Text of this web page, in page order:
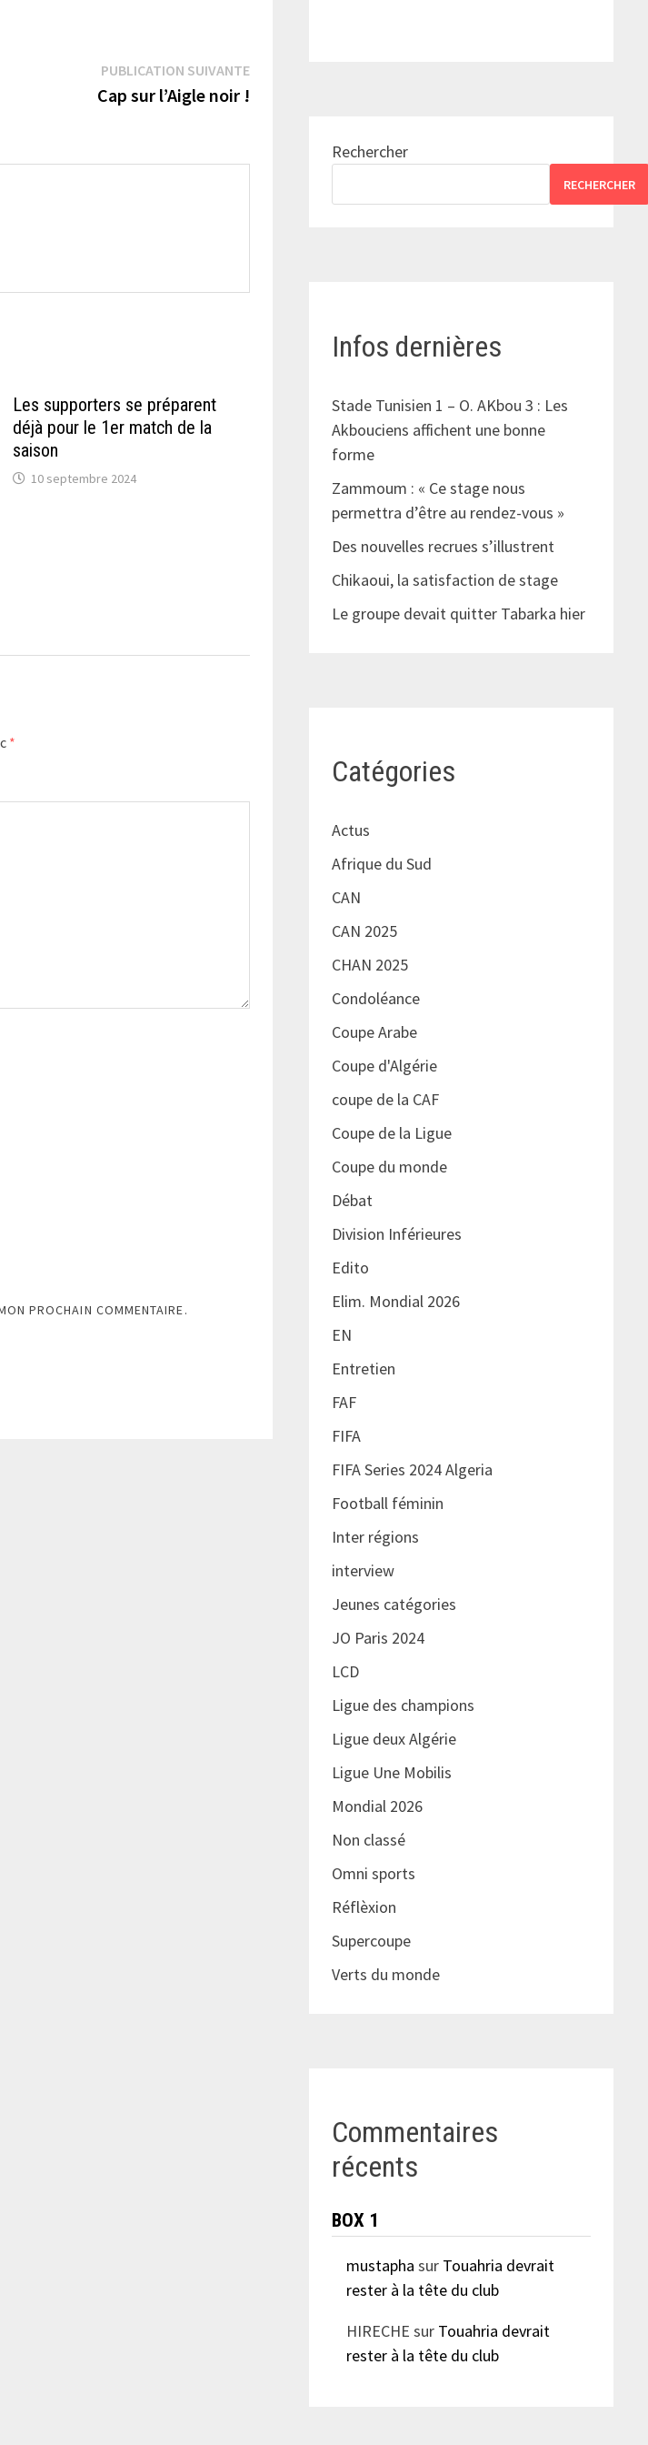
PUBLICATION SUIVANTEPublication
suivante :
Cap sur l’Aigle noir !
Les supporters se préparent
déjà pour le 1er match de la
saison
10 septembre 2024
*
PROCHAIN COMMENTAIRE.
Rechercher
RECHERCHER
Infos dernières
Stade Tunisien 1 – O. AKbou 3 : Les
Akbouciens affichent une bonne
forme
Zammoum : « Ce stage nous
permettra d’être au rendez-vous »
Des nouvelles recrues s’illustrent
Chikaoui, la satisfaction de stage
Le groupe devait quitter Tabarka hier
Catégories
Actus
Afrique du Sud
CAN
CAN 2025
CHAN 2025
Condoléance
Coupe Arabe
Coupe d'Algérie
coupe de la CAF
Coupe de la Ligue
Coupe du monde
Débat
Division Inférieures
Edito
Elim. Mondial 2026
EN
Entretien
FAF
FIFA
FIFA Series 2024 Algeria
Football féminin
Inter régions
interview
Jeunes catégories
JO Paris 2024
LCD
Ligue des champions
Ligue deux Algérie
Ligue Une Mobilis
Mondial 2026
Non classé
Omni sports
Réflèxion
Supercoupe
Verts du monde
Commentaires
récents
BOX 1
mustapha sur Touahria devrait
rester à la tête du club
HIRECHE sur Touahria devrait
rester à la tête du club